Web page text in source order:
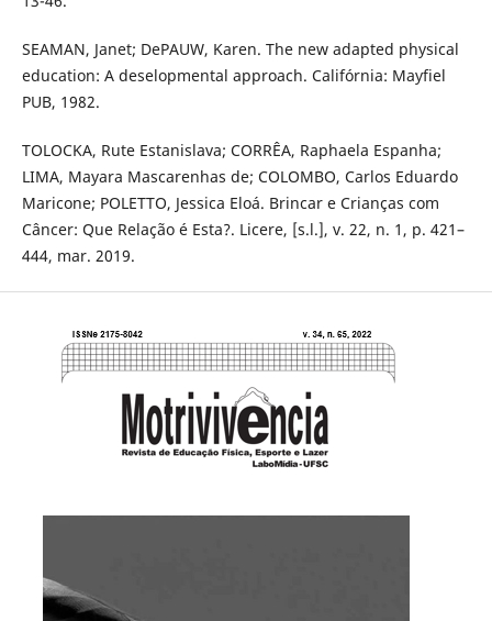
SEAMAN, Janet; DePAUW, Karen. The new adapted physical
education: A deselopmental approach. Califórnia: Mayfiel
PUB, 1982.
TOLOCKA, Rute Estanislava; CORRÊA, Raphaela Espanha;
LIMA, Mayara Mascarenhas de; COLOMBO, Carlos Eduardo
Maricone; POLETTO, Jessica Eloá. Brincar e Crianças com
Câncer: Que Relação é Esta?. Licere, [s.l.], v. 22, n. 1, p. 421–
444, mar. 2019.